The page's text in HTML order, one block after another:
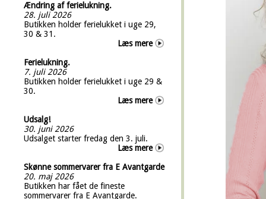
Ændring af ferielukning.
28. juli 2026
Butikken holder ferielukket i uge 29,
30 & 31.
Læs mere
Ferielukning.
7. juli 2026
Butikken holder ferielukket i uge 29 &
30.
Læs mere
Udsalg!
30. juni 2026
Udsalget starter fredag den 3. juli.
Læs mere
Skønne sommervarer fra E Avantgarde
20. maj 2026
Butikken har fået de fineste
sommervarer fra E Avantgarde.